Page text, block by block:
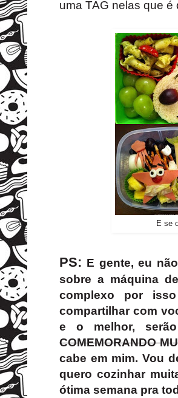
uma TAG nelas que é
E se
PS: E gente, eu
sobre a máquina
complexo por
compartilhar com
e o melhor,
COMEMORANDO
cabe em mim. Vou
quero cozinhar
ótima semana pra